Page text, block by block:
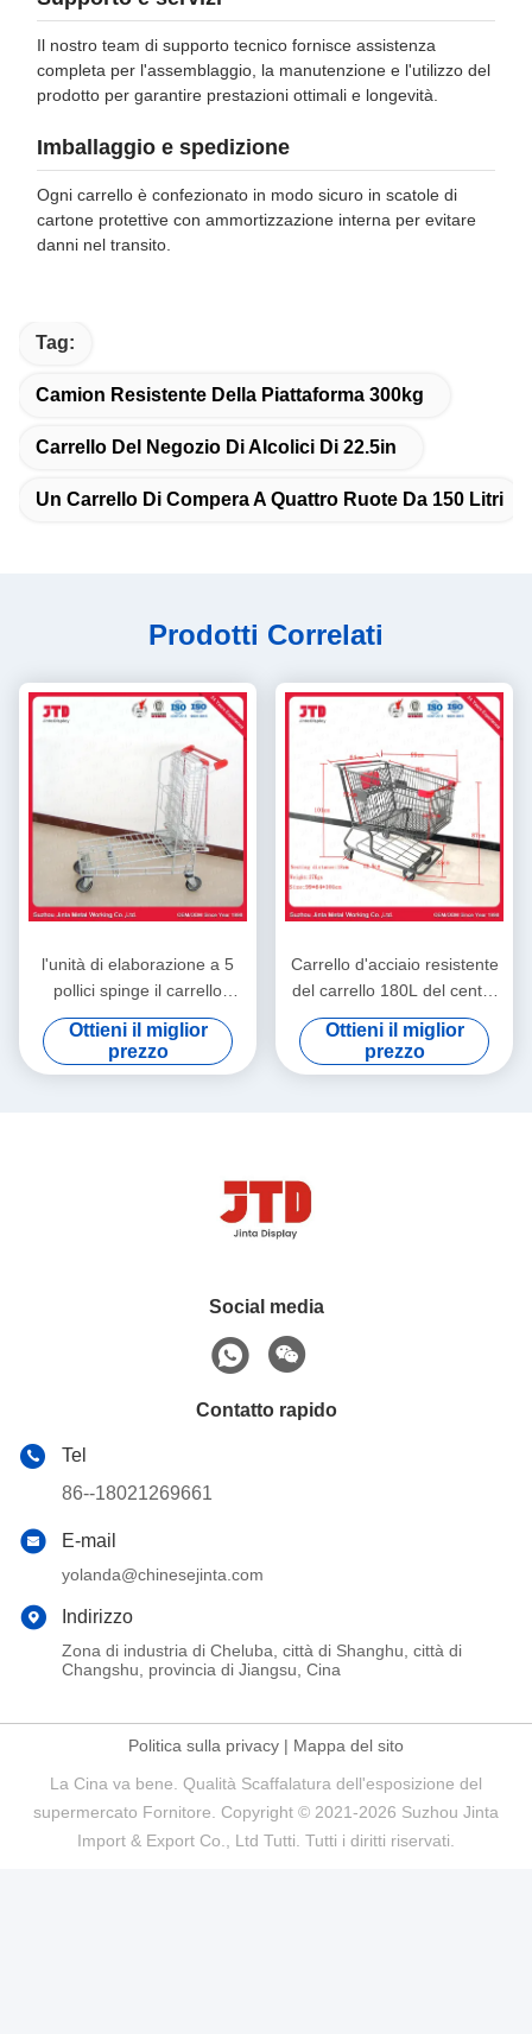
Il nostro team di supporto tecnico fornisce assistenza
completa per l'assemblaggio, la manutenzione e l'utilizzo del
prodotto per garantire prestazioni ottimali e longevità.
Imballaggio e spedizione
Ogni carrello è confezionato in modo sicuro in scatole di
cartone protettive con ammortizzazione interna per evitare
danni nel transito.
Tag:
Camion Resistente Della Piattaforma 300kg
Carrello Del Negozio Di Alcolici Di 22.5in
Un Carrello Di Compera A Quattro Ruote Da 150 Litri
Prodotti Correlati
l'unità di elaborazione a 5
pollici spinge il carrello
resistente del carico dei
carrelli 240L di acquisto del
metallo
Ottieni il miglior
prezzo
Carrello d'acciaio resistente
del carrello 180L del centro
commerciale del
supermercato dell'OEM
Ottieni il miglior
prezzo
Social media
Contatto rapido
Tel
86--18021269661
E-mail
yolanda@chinesejinta.com
Indirizzo
Zona di industria di Cheluba, città di Shanghu, città di
Changshu, provincia di Jiangsu, Cina
Politica sulla privacy | Mappa del sito
La Cina va bene. Qualità Scaffalatura dell'esposizione del
supermercato Fornitore. Copyright © 2021-2026 Suzhou Jinta
Import & Export Co., Ltd Tutti. Tutti i diritti riservati.